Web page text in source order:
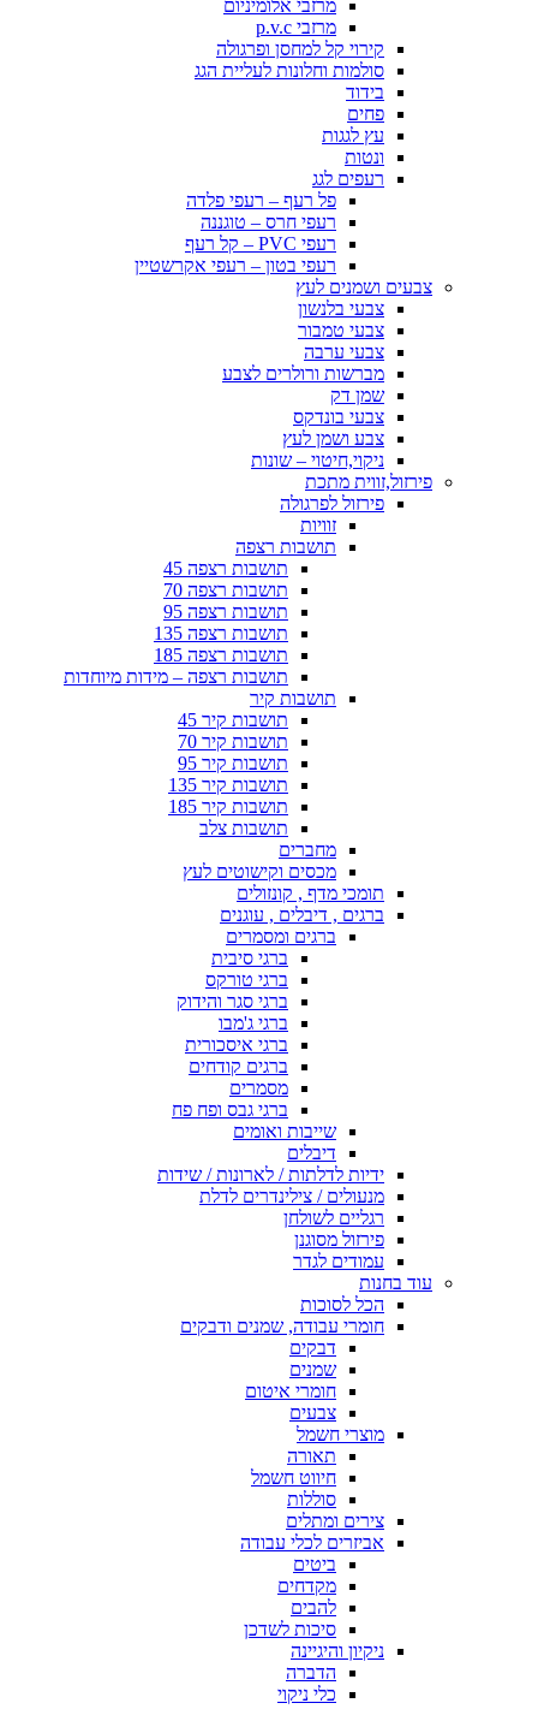
מרזבי אלומיניום
מרזבי p.v.c
קירוי קל למחסן ופרגולה
סולמות וחלונות לעליית הגג
בידוד
פחים
עץ לגגות
ונטות
רעפים לגג
פל רעף – רעפי פלדה
רעפי חרס – טוגננה
רעפי PVC – קל רעף
רעפי בטון – רעפי אקרשטיין
צבעים ושמנים לעץ
צבעי בלנשון
צבעי טמבור
צבעי ערבה
מברשות ורולרים לצבע
שמן דק
צבעי בונדקס
צבע ושמן לעץ
ניקוי,חיטוי – שונות
פירזול,זווית מתכת
פירזול לפרגולה
זוויות
תושבות רצפה
תושבות רצפה 45
תושבות רצפה 70
תושבות רצפה 95
תושבות רצפה 135
תושבות רצפה 185
תושבות רצפה – מידות מיוחדות
תושבות קיר
תושבות קיר 45
תושבות קיר 70
תושבות קיר 95
תושבות קיר 135
תושבות קיר 185
תושבות צלב
מחברים
מכסים וקישוטים לעץ
תומכי מדף , קונזולים
ברגים , דיבלים , עוגנים
ברגים ומסמרים
ברגי סיבית
ברגי טורקס
ברגי סגר והידוק
ברגי ג'מבו
ברגי איסכורית
ברגים קודחים
מסמרים
ברגי גבס ופח פח
שייבות ואומים
דיבלים
ידיות לדלתות / לארונות / שידות
מנעולים / צילינדרים לדלת
רגליים לשולחן
פירזול מסוגנן
עמודים לגדר
עוד בחנות
הכל לסוכות
חומרי עבודה, שמנים ודבקים
דבקים
שמנים
חומרי איטום
צבעים
מוצרי חשמל
תאורה
חיווט חשמל
סוללות
צירים ומתלים
אביזרים לכלי עבודה
ביטים
מקדחים
להבים
סיכות לשדכן
ניקיון והיגיינה
הדברה
כלי ניקוי